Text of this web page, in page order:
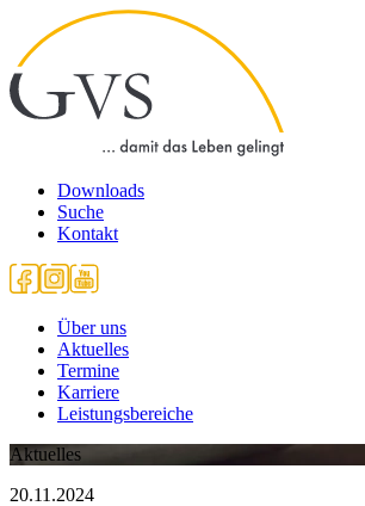
Downloads
Suche
Kontakt
Über uns
Aktuelles
Termine
Karriere
Leistungsbereiche
Aktuelles
20.11.2024